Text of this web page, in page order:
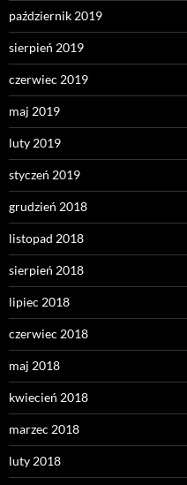
październik 2019
sierpień 2019
czerwiec 2019
maj 2019
luty 2019
styczeń 2019
grudzień 2018
listopad 2018
sierpień 2018
lipiec 2018
czerwiec 2018
maj 2018
kwiecień 2018
marzec 2018
luty 2018